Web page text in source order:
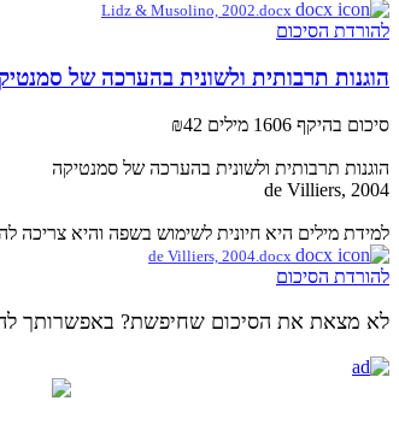
להורדת הסיכום
הוגנות תרבותית ולשונית בהערכה של
סיכום בהיקף 1606 מילים ₪42
הוגנות תרבותית ולשונית בהערכה של סמנטיקה
de Villiers, 2004
למידת מילים היא חיונית לשימוש בשפה והיא צריכה
להורדת הסיכום
לא מצאת את הסיכום שחיפשת? באפשרותך